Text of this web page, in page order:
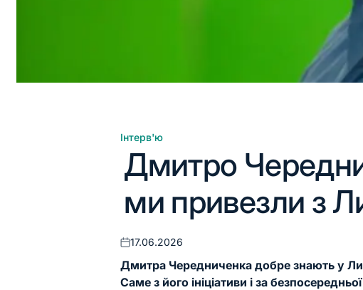
Опублікувати
Інтерв'ю
Дмитро
ми привезли з
Оприлюднено
17.06.2026
Дмитра Чередниченка добре знають у
Саме з його ініціативи і за